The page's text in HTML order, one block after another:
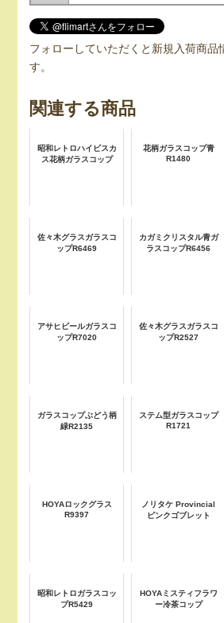
フォローしていただくと新規入荷商品
す。
関連する商品
昭和レトロハイビスカ
ス花柄ガラスコップ
花柄ガラスコップ青
R1480
佐々木グラスガラスコ
ップR6469
カガミクリスタル青ガ
ラスコップR6456
アサヒビールガラスコ
ップR7020
佐々木グラスガラスコ
ップR2527
ガラスコップぶどう柄
緑R2135
ステム型ガラスコップ
R1721
HOYAロックグラス
R9397
ノリタケ Provincial
ピンクゴブレット
昭和レトロガラスコッ
プR5429
HOYAミスティフラワ
ー冷茶コップ